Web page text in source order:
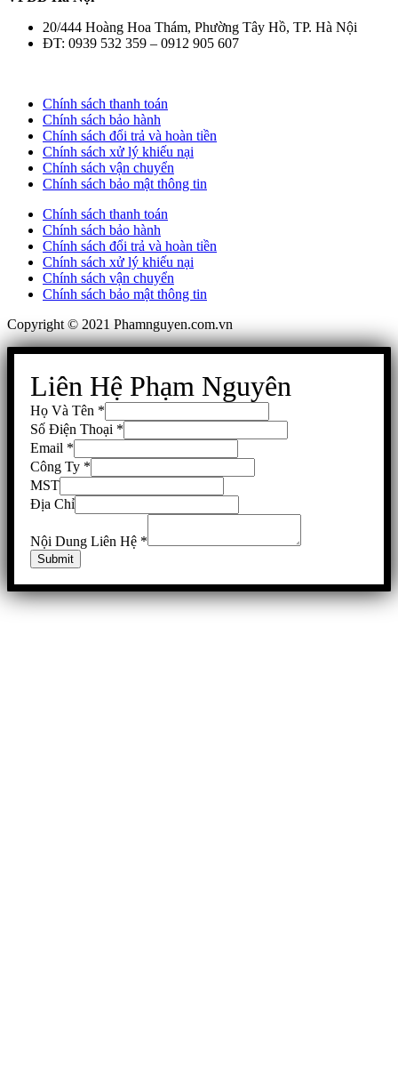
20/444 Hoàng Hoa Thám, Phường Tây Hồ, TP. Hà Nội
ĐT: 0939 532 359 – 0912 905 607
Chính sách thanh toán
Chính sách bảo hành
Chính sách đổi trả và hoàn tiền
Chính sách xử lý khiếu nại
Chính sách vận chuyển
Chính sách bảo mật thông tin
Chính sách thanh toán
Chính sách bảo hành
Chính sách đổi trả và hoàn tiền
Chính sách xử lý khiếu nại
Chính sách vận chuyển
Chính sách bảo mật thông tin
Copyright © 2021 Phamnguyen.com.vn
Liên Hệ Phạm Nguyên
Họ Và Tên *
Số Điện Thoại *
Email *
Công Ty *
MST
Địa Chỉ
Nội Dung Liên Hệ *
Submit